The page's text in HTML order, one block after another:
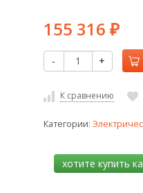
155 316 ₽
- +
К сравнению
Категории: